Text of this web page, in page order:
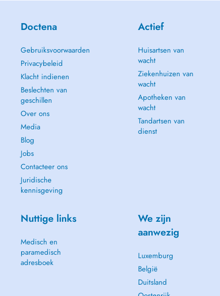
Doctena
Gebruiksvoorwaarden
Privacybeleid
Klacht indienen
Beslechten van
geschillen
Over ons
Media
Blog
Jobs
Contacteer ons
Juridische
kennisgeving
Actief
Huisartsen van
wacht
Ziekenhuizen van
wacht
Apotheken van
wacht
Tandartsen van
dienst
Nuttige links
Medisch en
paramedisch
adresboek
We zijn
aanwezig
Luxemburg
België
Duitsland